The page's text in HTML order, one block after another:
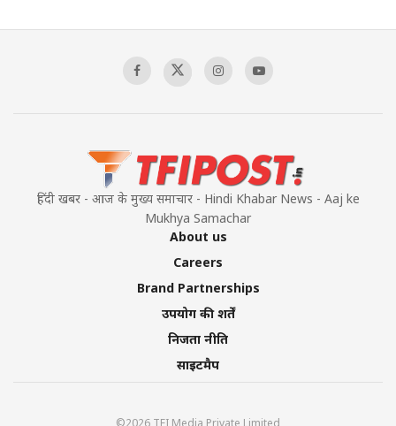
हिंदी खबर - आज के मुख्य समाचार - Hindi Khabar News - Aaj ke
Mukhya Samachar
About us
Careers
Brand Partnerships
उपयोग की शर्तें
निजता नीति
साइटमैप